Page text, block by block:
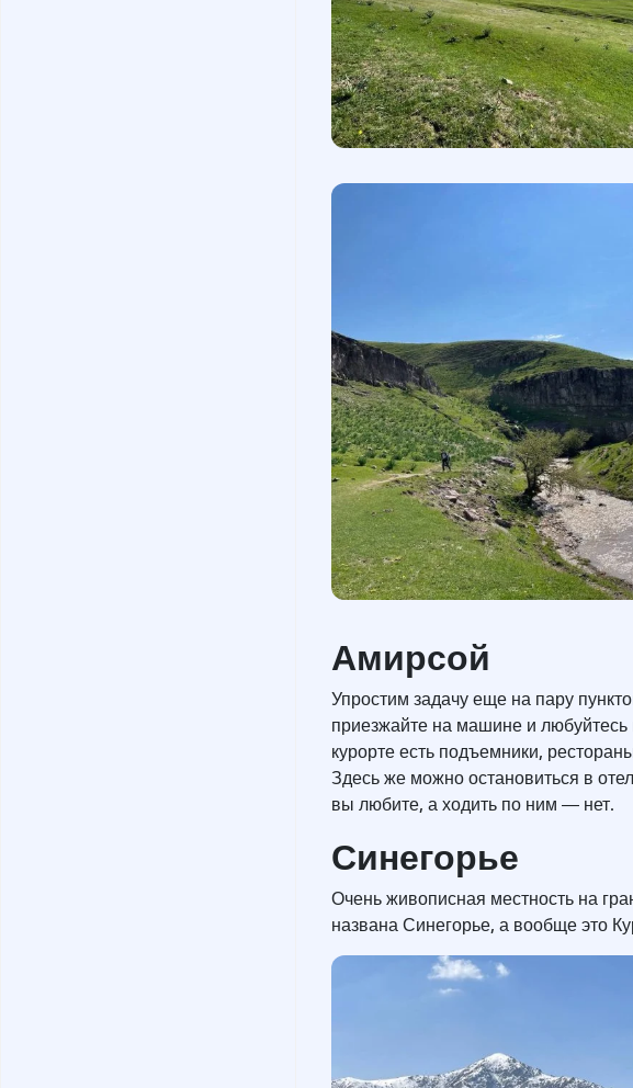
Амирсой
Упростим задачу еще на пару
приезжайте на машине и
курорте есть подъемники,
Здесь же можно остановиться в
вы любите, а ходить по ним ― нет.
Синегорье
Очень живописная местность на
названа Синегорье, а вообще это